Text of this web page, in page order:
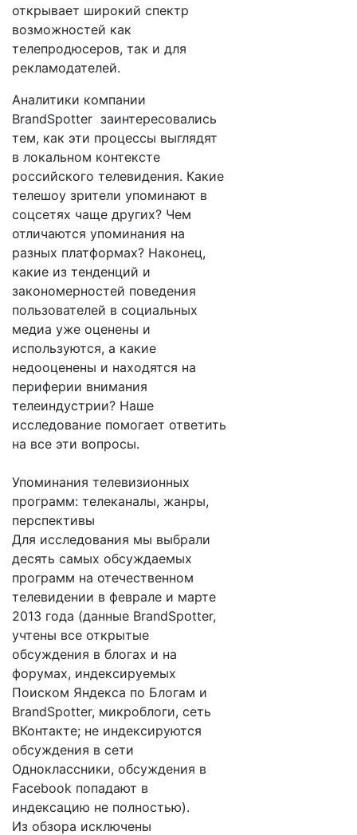
открывает широкий спектр
возможностей как
телепродюсеров, так и для
рекламодателей.
Аналитики компании
BrandSpotter заинтересовались
тем, как эти процессы выглядят
в локальном контексте
российского телевидения. Какие
телешоу зрители упоминают в
соцсетях чаще других? Чем
отличаются упоминания на
разных платформах? Наконец,
какие из тенденций и
закономерностей поведения
пользователей в социальных
медиа уже оценены и
используются, а какие
недооценены и находятся на
периферии внимания
телеиндустрии? Наше
исследование помогает ответить
на все эти вопросы.
Упоминания телевизионных
программ: телеканалы, жанры,
перспективы
Для исследования мы выбрали
десять самых обсуждаемых
программ на отечественном
телевидении в феврале и марте
2013 года (данные BrandSpotter,
учтены все открытые
обсуждения в блогах и на
форумах, индексируемых
Поиском Яндекса по Блогам и
BrandSpotter, микроблоги, сеть
ВКонтакте; не индексируются
обсуждения в сети
Одноклассники, обсуждения в
Facebook попадают в
индексацию не полностью).
Из обзора исключены